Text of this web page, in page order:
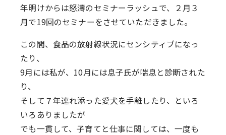
年明けからは怒濤のセミナーラッシュで、２月３
月で19回のセミナーをさせていただきました。
この間、食品の放射線状況にセンシティブになっ
たり、
9月には私が、10月には息子氏が喘息と診断された
り、
そして７年連れ添った愛犬を手離したり、といろ
いろありましたが
でも一貫して、子育てと仕事に関しては、一度も